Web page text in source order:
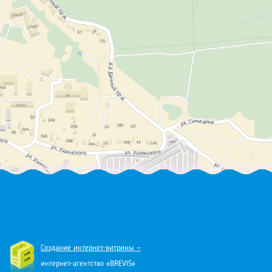
Создание интернет-витрины —
интернет-агентство «BREVIS»